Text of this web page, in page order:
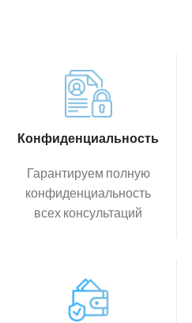
Конфиденциальность
Гарантируем полную
конфиденциальность
всех консультаций